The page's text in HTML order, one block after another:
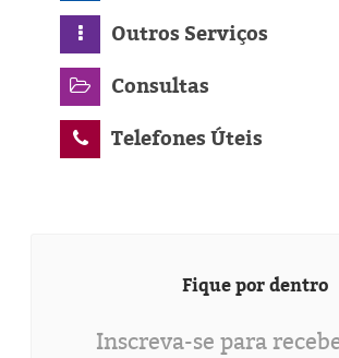
Outros Serviços
Consultas
Telefones Úteis
Fique por dentro
Inscreva-se para